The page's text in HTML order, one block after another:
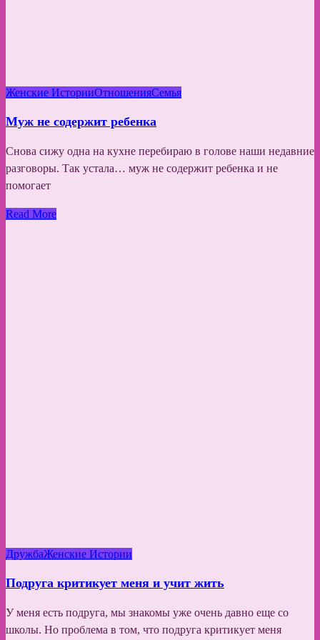
Женские ИсторииОтношенияСемья
Муж не содержит ребенка
Снова сижу одна на кухне перебираю в голове наши недавние
разговоры. Так устала… муж не содержит ребенка и не
помогает
Read More
ДружбаЖенские Истории
Подруга критикует меня и учит жить
У меня есть подруга, мы знакомы уже очень давно еще со
школы. Но проблема в том, что подруга критикует меня